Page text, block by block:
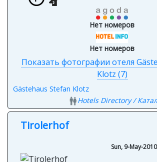
Нет номеров
Нет номеров
Показать фотографии отеля
Gästehaus Stefan Klotz
Hotels Directory /